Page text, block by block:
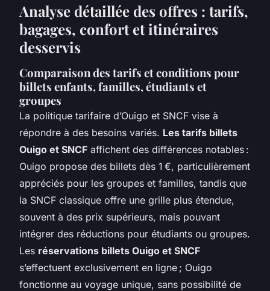
Analyse détaillée des offres : tarifs,
bagages, confort et itinéraires
desservis
Comparaison des tarifs et conditions pour
billets enfants, familles, étudiants et
groupes
La politique tarifaire d’Ouigo et SNCF vise à
répondre à des besoins variés. Les tarifs billets
Ouigo et SNCF affichent des différences notables :
Ouigo propose des billets dès 1 €, particulièrement
appréciés pour les groupes et familles, tandis que
la SNCF classique offre une grille plus étendue,
souvent à des prix supérieurs, mais pouvant
intégrer des réductions pour étudiants ou groupes.
Les réservations billets Ouigo et SNCF
s’effectuent exclusivement en ligne ; Ouigo
fonctionne au voyage unique, sans possibilité de